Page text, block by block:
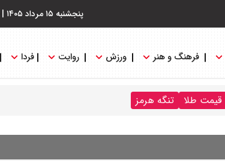
پنجشنبه ۱۵ مرداد ۱۴۰۵ |
فرهنگ و هنر ورزش روایت فردا
قیمت طلا تنگه هرمز